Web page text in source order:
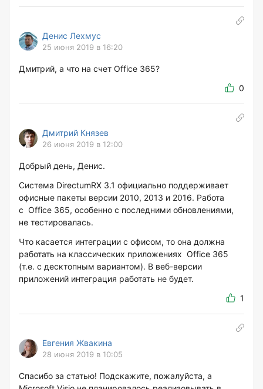
Денис Лехмус
25 июня 2019 в 16:20
Дмитрий, а что на счет Office 365?
0
Дмитрий Князев
26 июня 2019 в 12:00
Добрый день, Денис.
Система DirectumRX 3.1 официально поддерживает
офисные пакеты версии 2010, 2013 и 2016. Работа
с Office 365, особенно с последними обновлениями,
не тестировалась.
Что касается интеграции с офисом, то она должна
работать на классических приложениях Office 365
(т.е. с десктопным вариантом). В веб-версии
приложений интеграция работать не будет.
1
Евгения Жвакина
28 июня 2019 в 10:05
Спасибо за статью! Подскажите, пожалуйста, а